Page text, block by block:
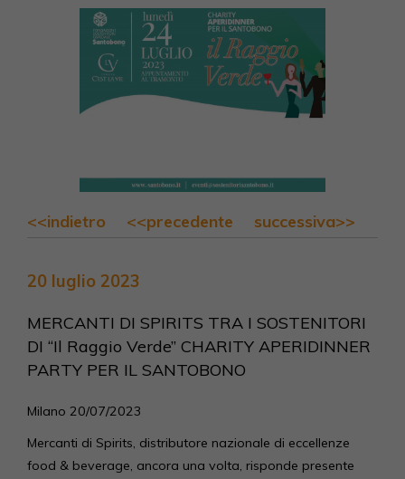
<<indietro <<precedente successiva>>
20 luglio 2023
MERCANTI DI SPIRITS TRA I SOSTENITORI
DI “Il Raggio Verde” CHARITY APERIDINNER
PARTY PER IL SANTOBONO
Milano 20/07/2023
Mercanti di Spirits, distributore nazionale di eccellenze
food & beverage, ancora una volta, risponde presente